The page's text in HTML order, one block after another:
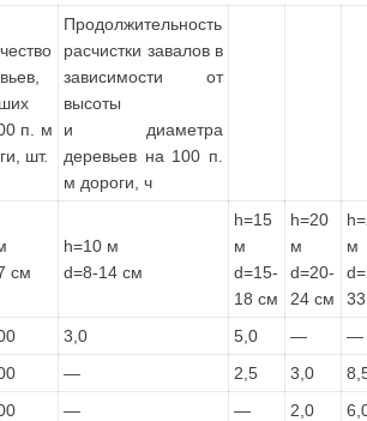
п. м
шт.
Продолжительность
расчистки завалов в
зависимости от
высоты
и диаметра
деревьев на 100 п.
м дороги, ч
см
h=10 м
d=8-14 см
h=15
м
d=15-
18 см
h=20
м
d=20-
24 см
м
3,0 5,0 —
—
— 2,5 3,0
— — 2,0